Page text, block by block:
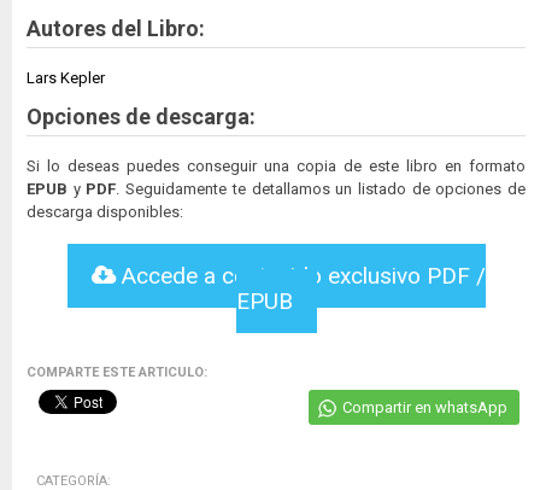
Autores del Libro:
Lars Kepler
Opciones de descarga:
Si lo deseas puedes conseguir una copia de este libro en formato
EPUB y PDF . Seguidamente te detallamos un listado de opciones de
descarga disponibles:
Accede a contenido exclusivo PDF /
EPUB
COMPARTE ESTE ARTICULO:
Compartir en whatsApp
CATEGORÍA: